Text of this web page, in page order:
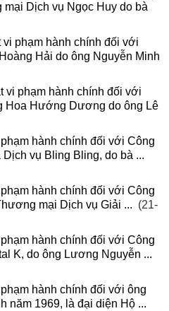
Dịch vụ Ngọc Huy do bà
phạm hành chính đối với
Hải do ông Nguyễn Minh
vi phạm hành chính đối với
Hoa Hướng Dương do ông Lê
hành chính đối với Công
vụ Bling Bling, do bà ...
hành chính đối với Công
mại Dịch vụ Giải ... (21-
hành chính đối với Công
K, do ông Lương Nguyễn ...
hành chính đối với ông
năm 1969, là đại diện Hộ ...